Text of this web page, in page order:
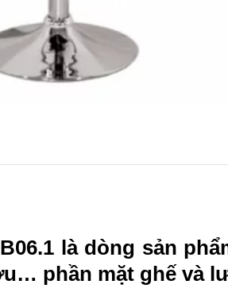
là dòng sản
phần mặt ghế và